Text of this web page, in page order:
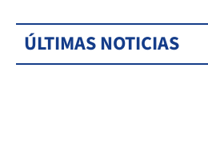
ÚLTIMAS NOTICIAS